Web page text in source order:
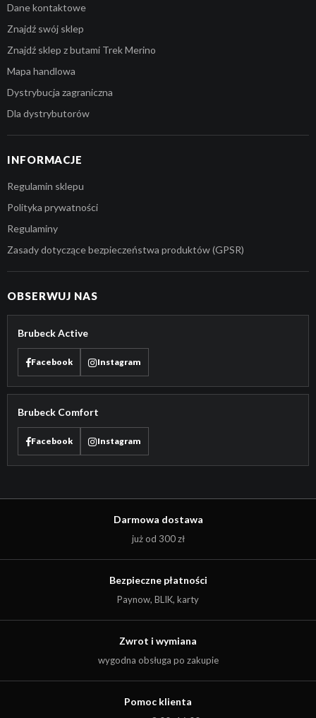
Dane kontaktowe
Znajdź swój sklep
Znajdź sklep z butami Trek Merino
Mapa handlowa
Dystrybucja zagraniczna
Dla dystrybutorów
INFORMACJE
Regulamin sklepu
Polityka prywatności
Regulaminy
Zasady dotyczące bezpieczeństwa produktów (GPSR)
OBSERWUJ NAS
Brubeck Active
Facebook Instagram
Brubeck Comfort
Facebook Instagram
Darmowa dostawa
już od 300 zł
Bezpieczne płatności
Paynow, BLIK, karty
Zwrot i wymiana
wygodna obsługa po zakupie
Pomoc klienta